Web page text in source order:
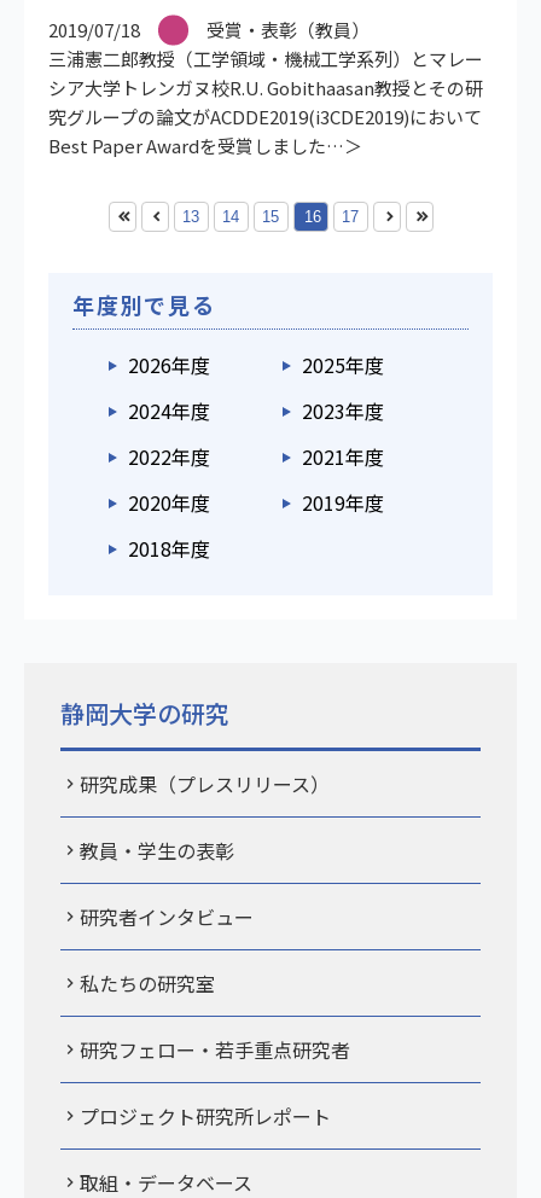
2019/07/18
受賞・表彰（教員）
三浦憲二郎教授（工学領域・機械工学系列）とマレー
シア大学トレンガヌ校R.U. Gobithaasan教授とその研
究グループの論文がACDDE2019(i3CDE2019)において
Best Paper Awardを受賞しました
13 14 15 16 17
年度別で見る
2026年度
2025年度
2024年度
2023年度
2022年度
2021年度
2020年度
2019年度
2018年度
静岡大学の研究
研究成果（プレスリリース）
教員・学生の表彰
研究者インタビュー
私たちの研究室
研究フェロー・若手重点研究者
プロジェクト研究所レポート
取組・データベース